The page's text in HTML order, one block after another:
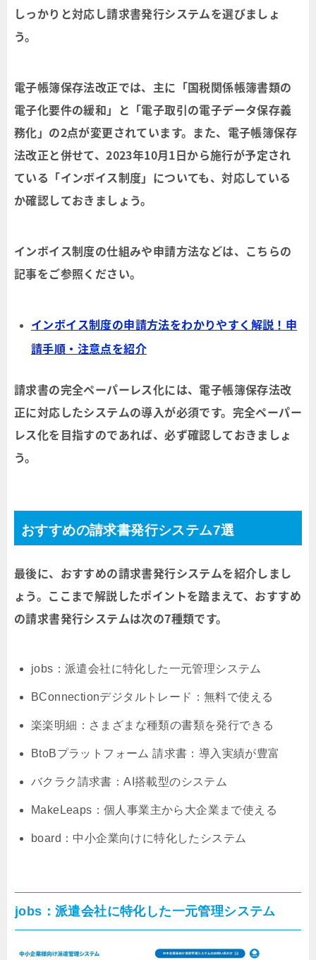
しっかりと対応し請求書発行システムを選びましょ
う。
電子帳簿保存法改正では、主に「国税関係帳簿書類の
電子化要件の緩和」と「電子取引の電子データ保存義
務化」の2点が変更されています。また、電子帳簿保存
法改正と併せて、2023年10月1日から施行が予定され
ている「インボイス制度」についても、対応している
か確認しておきましょう。
インボイス制度の仕組みや申請方法などは、こちらの
記事をご参照ください。
インボイス制度の申請方法をわかりやすく解説！申
請手順・注意点を紹介
請求書の完全ペーパーレス化には、電子帳簿保存法改
正に対応したシステムの導入が必須です。完全ペーパー
レス化を目指すのであれば、必ず確認しておきましょ
う。
おすすめの請求書発行システム7選
最後に、おすすめの請求書発行システムを紹介しまし
ょう。ここまで解説したポイントを踏まえて、おすすめ
の請求書発行システムは次の7種類です。
jobs：派遣会社に特化した一元管理システム
BConnectionデジタルトレード：無料で使える
楽楽明細：さまざまな種類の書類を発行できる
BtoBプラットフォーム 請求書：導入実績が豊富
バクラク請求書：AI搭載型のシステム
MakeLeaps：個人事業主から大企業まで使える
board：中小企業向けに特化したシステム
jobs：派遣会社に特化した一元管理システム